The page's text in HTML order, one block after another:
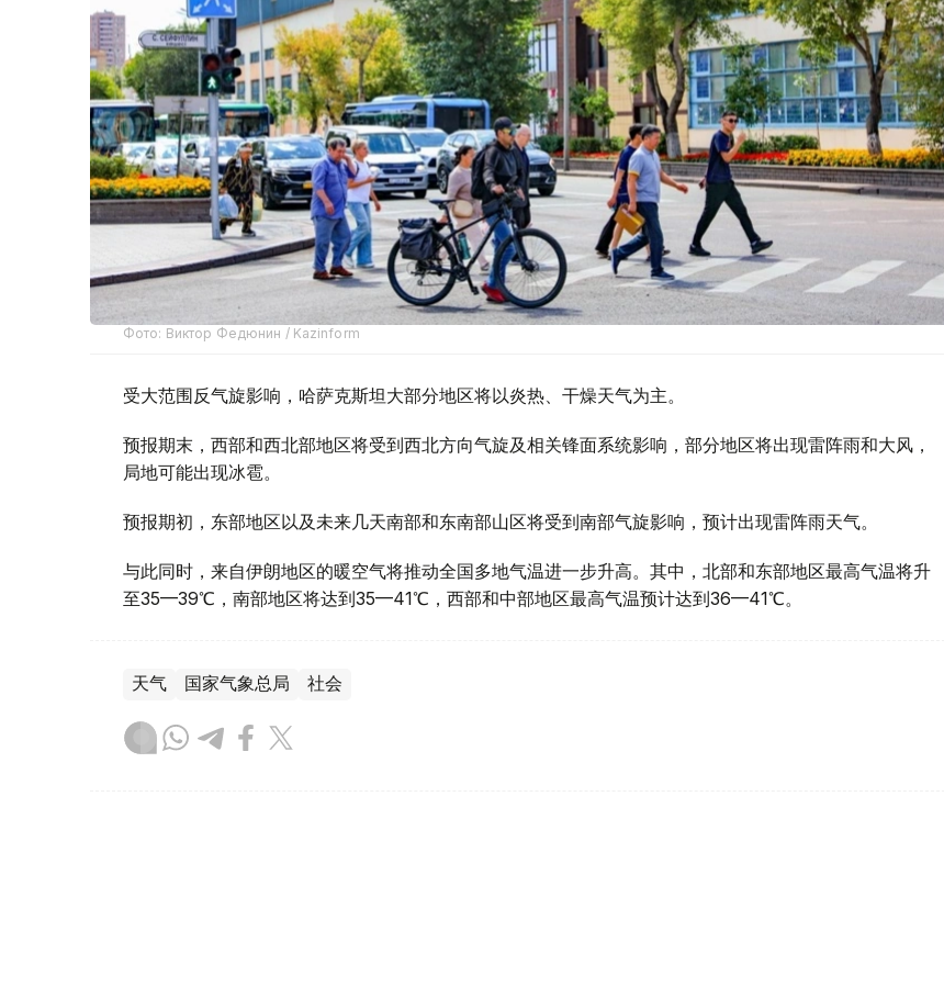
Фото: Виктор Федюнин / Kazinform
受大范围反气旋影响，哈萨克斯坦大部分地区将以炎热、干燥天气为主。
预报期末，西部和西北部地区将受到西北方向气旋及相关锋面系统影响，部分地区将出现雷阵雨和大风，
局地可能出现冰雹。
预报期初，东部地区以及未来几天南部和东南部山区将受到南部气旋影响，预计出现雷阵雨天气。
与此同时，来自伊朗地区的暖空气将推动全国多地气温进一步升高。其中，北部和东部地区最高气温将升
至35—39℃，南部地区将达到35—41℃，西部和中部地区最高气温预计达到36—41℃。
天气 国家气象总局 社会